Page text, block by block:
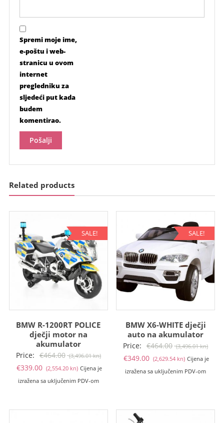
Spremi moje ime,
e-poštu i web-
stranicu u ovom
internet
pregledniku za
sljedeći put kada
budem
komentirao.
Related products
SALE!
BMW R-1200RT POLICE
dječji motor na
akumulator
Price: €464.00 (3,496.01 kn)Izvorna
cijena
(3,496.01
€339.00 (2,554.20 kn)Trenutna
cijena
Cijena je
izražena sa uključenim PDV-om
SALE!
BMW X6-WHITE dječji
auto na akumulator
Price: €464.00 (3,496.01 kn)
€349.00 (2,629.54 kn)Trenutna
cijena
(2,629.54
Cijena je
izražena sa uključenim PDV-om